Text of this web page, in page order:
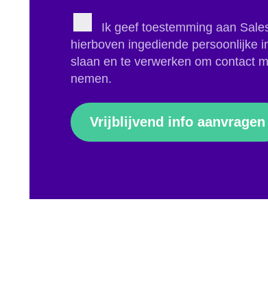
Ik geef toestemming aan
hierboven ingediende persoonlijke
slaan en te verwerken om contact
nemen.